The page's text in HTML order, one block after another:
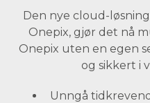
Den nye cloud-
Onepix, gjør det nå
Onepix uten en egen
og sikkert i
Unngå